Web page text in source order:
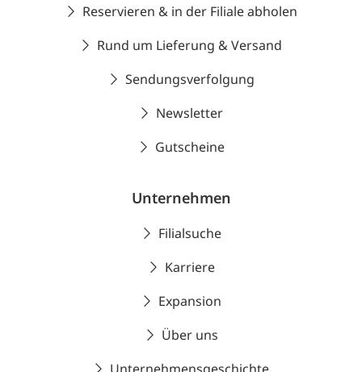
Reservieren & in der Filiale abholen
Rund um Lieferung & Versand
Sendungsverfolgung
Newsletter
Gutscheine
Unternehmen
Filialsuche
Karriere
Expansion
Über uns